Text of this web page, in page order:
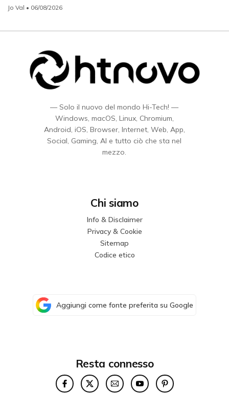
Jo Val • 06/08/2026
— Solo il nuovo del mondo Hi-Tech! —
Windows, macOS, Linux, Chromium,
Android, iOS, Browser, Internet, Web, App,
Social, Gaming, AI e tutto ciò che sta nel
mezzo.
Chi siamo
Info & Disclaimer
Privacy & Cookie
Sitemap
Codice etico
Aggiungi come fonte preferita su Google
Resta connesso